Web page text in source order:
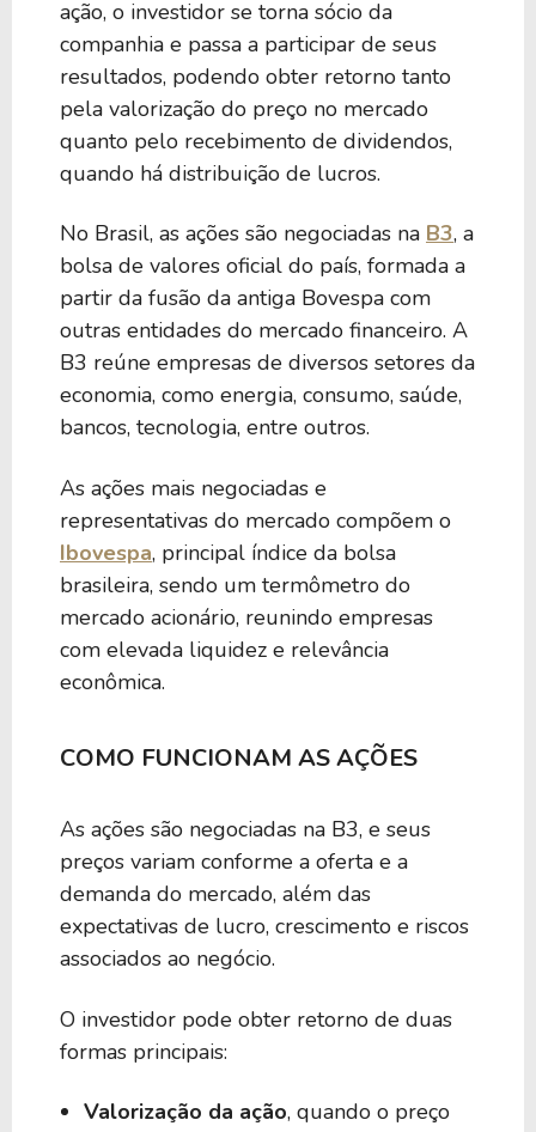
ação, o investidor se torna sócio da
companhia e passa a participar de seus
resultados, podendo obter retorno tanto
pela valorização do preço no mercado
quanto pelo recebimento de dividendos,
quando há distribuição de lucros.
No Brasil, as ações são negociadas na B3, a
bolsa de valores oficial do país, formada a
partir da fusão da antiga Bovespa com
outras entidades do mercado financeiro. A
B3 reúne empresas de diversos setores da
economia, como energia, consumo, saúde,
bancos, tecnologia, entre outros.
As ações mais negociadas e
representativas do mercado compõem o
Ibovespa, principal índice da bolsa
brasileira, sendo um termômetro do
mercado acionário, reunindo empresas
com elevada liquidez e relevância
econômica.
COMO FUNCIONAM AS AÇÕES
As ações são negociadas na B3, e seus
preços variam conforme a oferta e a
demanda do mercado, além das
expectativas de lucro, crescimento e riscos
associados ao negócio.
O investidor pode obter retorno de duas
formas principais:
Valorização da ação, quando o preço